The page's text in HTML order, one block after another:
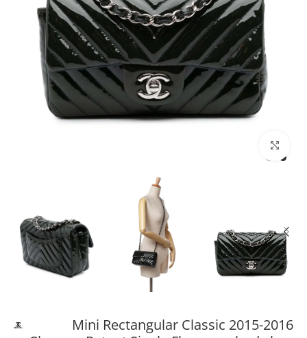
2015-2016 Mini Rectangular Classic